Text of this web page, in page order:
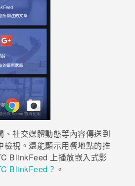
、社交媒體動態等內容傳送到
視。 還能顯示用餐地點的推
BlinkFeed 上播放嵌入式影
BlinkFeed？ 。